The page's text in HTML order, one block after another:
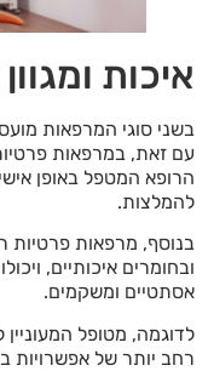
איכות
בשני סוגי המרפאות
עם זאת, במרפאות
הרופא המטפל באופן
להמלצות.
בנוסף, מרפאות פרטיות
ובחומרים איכותיים,
אסתטיים ומשקמים.
לדוגמה, מטופל המעוניין
רחב יותר של אפשרויות